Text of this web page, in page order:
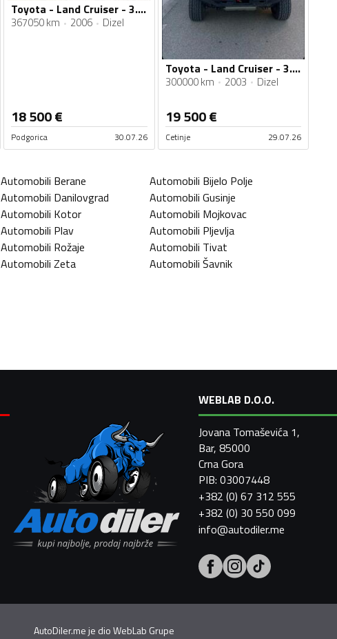
Toyota - Land Cruiser - 3.0 D4D
367050 km 2006 Dizel
18 500€
Podgorica 30.07.26
Toyota - Land Cruiser - 3.0 D4D
300000 km 2003 Dizel
19 500€
Cetinje 29.07.26
Automobili Berane Automobili Bijelo Polje
Automobili Danilovgrad Automobili Gusinje
Automobili Kotor Automobili Mojkovac
Automobili Plav Automobili Pljevlja
Automobili Rožaje Automobili Tivat
Automobili Zeta Automobili Šavnik
WEBLAB D.O.O.
Jovana Tomaševića 1,
Bar, 85000
Crna Gora
PIB: 03007448
+382 (0) 67 312 555
+382 (0) 30 550 099
info@autodiler.me
AutoDiler.me je dioWebLab Grupe